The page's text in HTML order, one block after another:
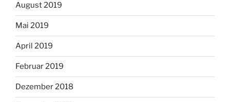
August 2019
Mai 2019
April 2019
Februar 2019
Dezember 2018